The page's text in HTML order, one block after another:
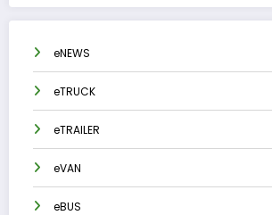
eNEWS
eTRUCK
eTRAILER
eVAN
eBUS